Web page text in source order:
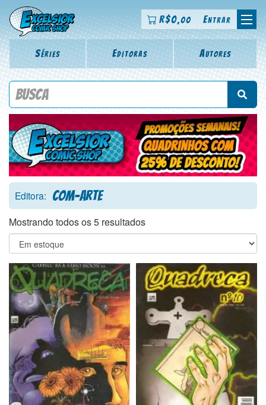
R$0,00 Entrar
Séries Editoras Autores
Procure por título da revista, personagem, série, escritor,
Editora: Com-Arte
Mostrando todos os 5 resultados